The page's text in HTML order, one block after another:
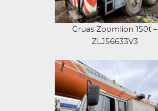
Gruas Zoomlion 150t –
ZLJ56633V3